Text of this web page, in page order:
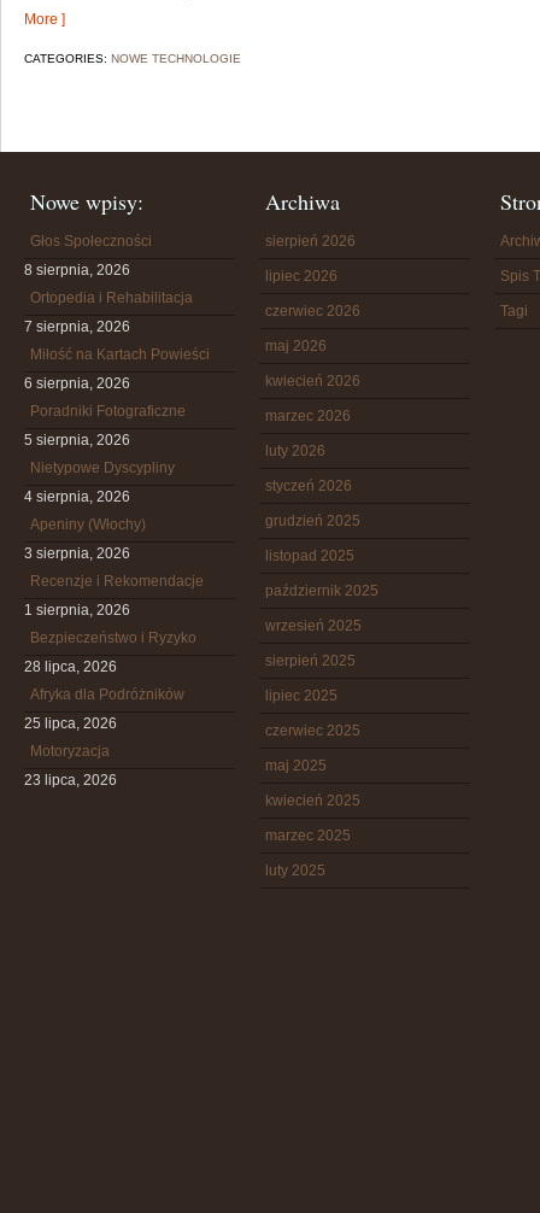
More ]
CATEGORIES: NOWE TECHNOLOGIE
Nowe wpisy:
Głos Społeczności
8 sierpnia, 2026
Ortopedia i Rehabilitacja
7 sierpnia, 2026
Miłość na Kartach Powieści
6 sierpnia, 2026
Poradniki Fotograficzne
5 sierpnia, 2026
Nietypowe Dyscypliny
4 sierpnia, 2026
Apeniny (Włochy)
3 sierpnia, 2026
Recenzje i Rekomendacje
1 sierpnia, 2026
Bezpieczeństwo i Ryzyko
28 lipca, 2026
Afryka dla Podróżników
25 lipca, 2026
Motoryzacja
23 lipca, 2026
Archiwa
sierpień 2026
lipiec 2026
czerwiec 2026
maj 2026
kwiecień 2026
marzec 2026
luty 2026
styczeń 2026
grudzień 2025
listopad 2025
październik 2025
wrzesień 2025
sierpień 2025
lipiec 2025
czerwiec 2025
maj 2025
kwiecień 2025
marzec 2025
luty 2025
Spis
Tagi